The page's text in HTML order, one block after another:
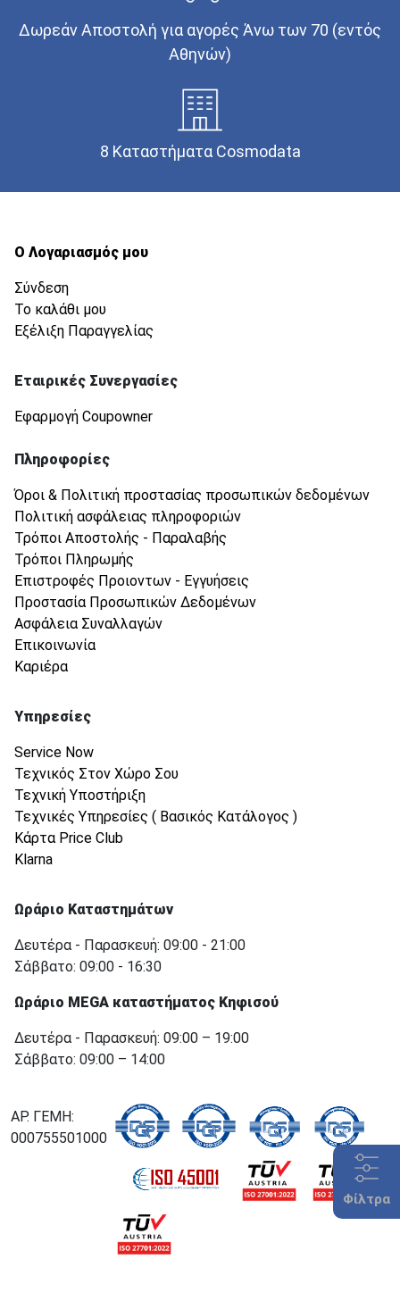
Φίλτρα
Δωρεάν Αποστολή για αγορές Άνω των 70 (εντός
Αθηνών)
8 Καταστήματα Cosmodata
Ο Λογαριασμός μου
Σύνδεση
Το καλάθι μου
Εξέλιξη Παραγγελίας
Εταιρικές Συνεργασίες
Εφαρμογή Coupowner
Πληροφορίες
Όροι & Πολιτική προστασίας προσωπικών δεδομένων
Πολιτική ασφάλειας πληροφοριών
Τρόποι Αποστολής - Παραλαβής
Τρόποι Πληρωμής
Επιστροφές Προιοντων - Εγγυήσεις
Προστασία Προσωπικών Δεδομένων
Ασφάλεια Συναλλαγών
Επικοινωνία
Καριέρα
Υπηρεσίες
Service Now
Τεχνικός Στον Χώρο Σου
Τεχνική Υποστήριξη
Τεχνικές Υπηρεσίες ( Βασικός Κατάλογος )
Κάρτα Price Club
Klarna
Ωράριο Καταστημάτων
Δευτέρα - Παρασκευή: 09:00 - 21:00
Σάββατο: 09:00 - 16:30
Ωράριο MEGA καταστήματος Κηφισού
Δευτέρα - Παρασκευή: 09:00 – 19:00
Σάββατο: 09:00 – 14:00
ΑΡ. ΓΕΜΗ:
000755501000